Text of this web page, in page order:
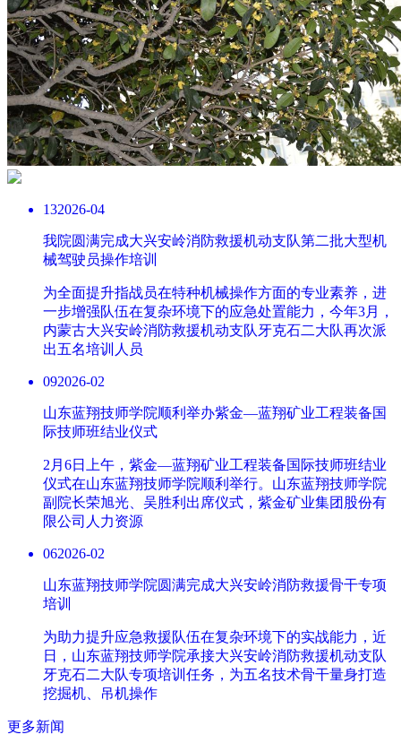
132026-04
我院圆满完成大兴安岭消防救援机动支队第二批大型机
械驾驶员操作培训
为全面提升指战员在特种机械操作方面的专业素养，进
一步增强队伍在复杂环境下的应急处置能力，今年3月，
内蒙古大兴安岭消防救援机动支队牙克石二大队再次派
出五名培训人员
092026-02
山东蓝翔技师学院顺利举办紫金—蓝翔矿业工程装备国
际技师班结业仪式
2月6日上午，紫金—蓝翔矿业工程装备国际技师班结业
仪式在山东蓝翔技师学院顺利举行。山东蓝翔技师学院
副院长荣旭光、吴胜利出席仪式，紫金矿业集团股份有
限公司人力资源
062026-02
山东蓝翔技师学院圆满完成大兴安岭消防救援骨干专项
培训
为助力提升应急救援队伍在复杂环境下的实战能力，近
日，山东蓝翔技师学院承接大兴安岭消防救援机动支队
牙克石二大队专项培训任务，为五名技术骨干量身打造
挖掘机、吊机操作
更多新闻